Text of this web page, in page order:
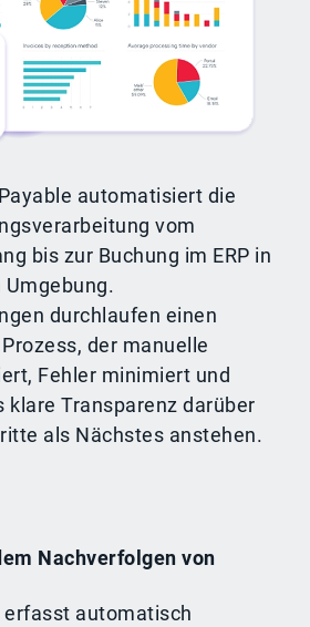
automatisiert die
vom
bis zur Buchung im ERP in
durchlaufen einen
der manuelle
Fehler minimiert und
klare Transparenz darüber
als Nächstes anstehen.
Nachverfolgen von
automatisch